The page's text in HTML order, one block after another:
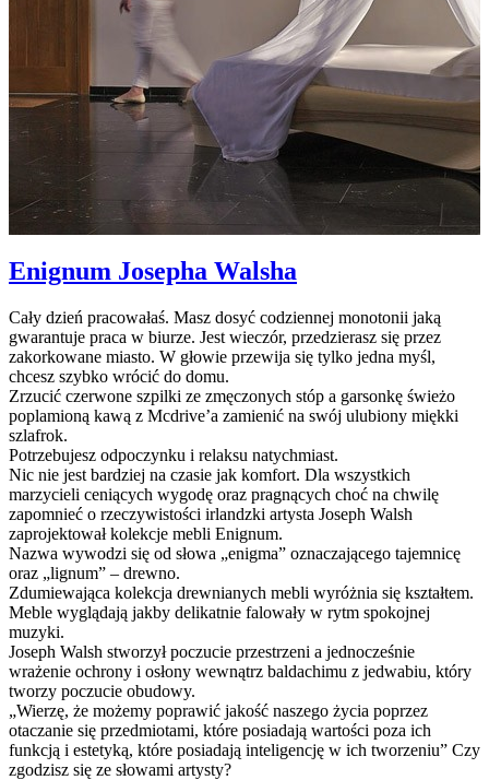
Enignum Josepha Walsha
Cały dzień pracowałaś. Masz dosyć codziennej monotonii jaką
gwarantuje praca w biurze. Jest wieczór, przedzierasz się przez
zakorkowane miasto. W głowie przewija się tylko jedna myśl,
chcesz szybko wrócić do domu.
Zrzucić czerwone szpilki ze zmęczonych stóp a garsonkę świeżo
poplamioną kawą z Mcdrive’a zamienić na swój ulubiony miękki
szlafrok.
Potrzebujesz odpoczynku i relaksu natychmiast.
Nic nie jest bardziej na czasie jak komfort. Dla wszystkich
marzycieli ceniących wygodę oraz pragnących choć na chwilę
zapomnieć o rzeczywistości irlandzki artysta Joseph Walsh
zaprojektował kolekcje mebli Enignum.
Nazwa wywodzi się od słowa „enigma” oznaczającego tajemnicę
oraz „lignum” – drewno.
Zdumiewająca kolekcja drewnianych mebli wyróżnia się kształtem.
Meble wyglądają jakby delikatnie falowały w rytm spokojnej
muzyki.
Joseph Walsh stworzył poczucie przestrzeni a jednocześnie
wrażenie ochrony i osłony wewnątrz baldachimu z jedwabiu, który
tworzy poczucie obudowy.
„Wierzę, że możemy poprawić jakość naszego życia poprzez
otaczanie się przedmiotami, które posiadają wartości poza ich
funkcją i estetyką, które posiadają inteligencję w ich tworzeniu” Czy
zgodzisz się ze słowami artysty?